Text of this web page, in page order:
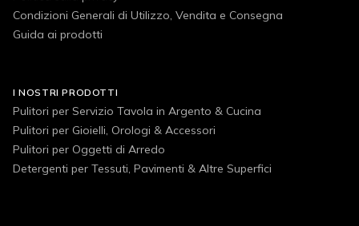
Condizioni Generali di Utilizzo, Vendita e Consegna
Guida ai prodotti
I NOSTRI PRODOTTI
Pulitori per Servizio Tavola in Argento & Cucina
Pulitori per Gioielli, Orologi & Accessori
Pulitori per Oggetti di Arredo
Detergenti per Tessuti, Pavimenti & Altre Superfici